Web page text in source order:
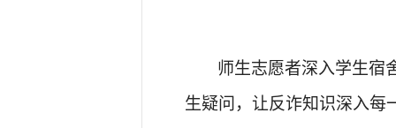
师生志愿者深入学生宿
生疑问，让反诈知识深入每